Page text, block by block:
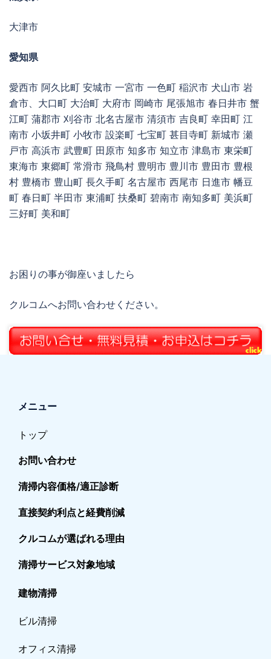
大津市
愛知県
愛西市 阿久比町 安城市 一宮市 一色町 稲沢市 犬山市 岩
倉市、大口町 大治町 大府市 岡崎市 尾張旭市 春日井市 蟹
江町 蒲郡市 刈谷市 北名古屋市 清須市 吉良町 幸田町 江
南市 小坂井町 小牧市 設楽町 七宝町 甚目寺町 新城市 瀬
戸市 高浜市 武豊町 田原市 知多市 知立市 津島市 東栄町
東海市 東郷町 常滑市 飛鳥村 豊明市 豊川市 豊田市 豊根
村 豊橋市 豊山町 長久手町 名古屋市 西尾市 日進市 幡豆
町 春日町 半田市 東浦町 扶桑町 碧南市 南知多町 美浜町
三好町 美和町
お困りの事が御座いましたら
クルコムへお問い合わせください。
メニュー
トップ
お問い合わせ
清掃内容価格/適正診断
直接契約利点と経費削減
クルコムが選ばれる理由
清掃サービス対象地域
建物清掃
ビル清掃
オフィス清掃